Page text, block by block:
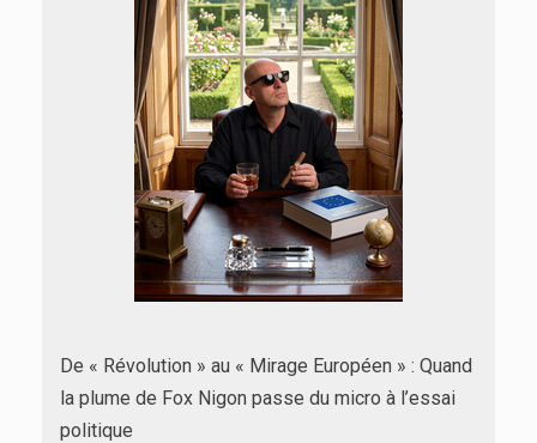
De « Révolution » au « Mirage Européen » : Quand
la plume de Fox Nigon passe du micro à l’essai
politique